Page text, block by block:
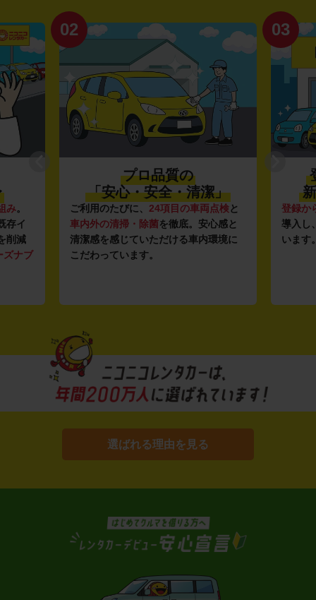
み。
存イ
削減
ズナブ
02
プロ品質の
「安心・安全・清潔」
ご利用のたびに、 24項目の車両点検と
車内外の清掃・除菌を徹底。安心感と
清潔感を感じていただける車内環境に
こだわっています。
03
登録か
導入し
います
選ばれる理由を見る